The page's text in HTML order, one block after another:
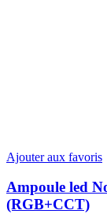
Ajouter aux favoris
Ampoule led
(RGB+CCT)